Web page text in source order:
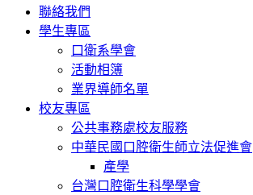
聯絡我們
學生專區
口衛系學會
活動相簿
業界導師名單
校友專區
公共事務處校友服務
中華民國口腔衛生師立法促進會
產學
台灣口腔衛生科學學會